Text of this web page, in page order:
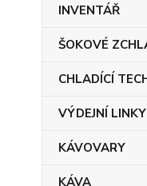
INVENTÁŘ
ŠOKOVÉ
CHLADÍCÍ
VÝDEJNÍ LINKY
KÁVOVARY
KÁVA